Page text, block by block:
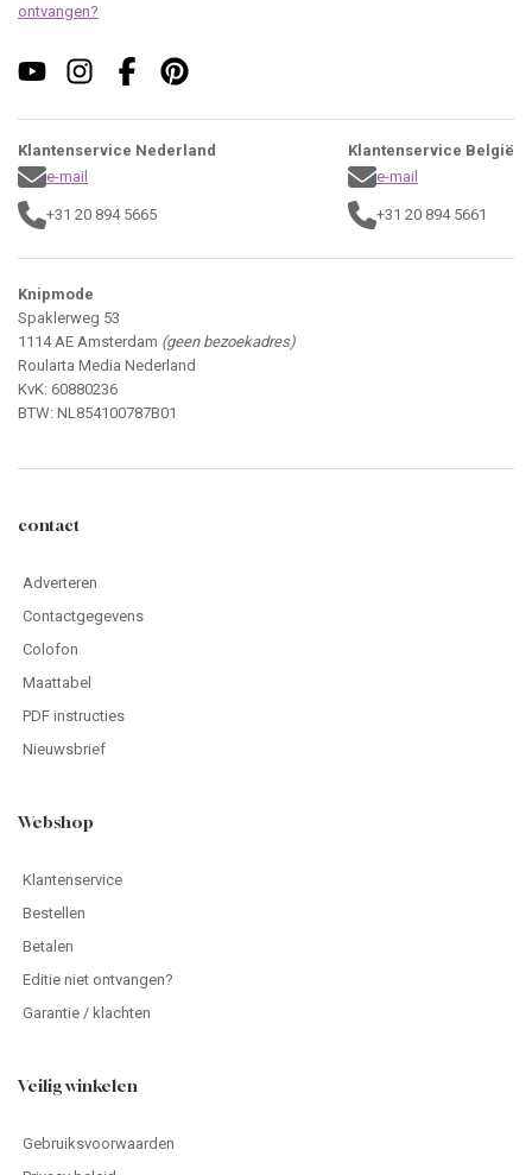
ontvangen?
Klantenservice Nederland
e-mail
+31 20 894 5665
Klantenservice België
e-mail
+31 20 894 5661
Knipmode
Spaklerweg 53
1114 AE Amsterdam (geen bezoekadres)
Roularta Media Nederland
KvK: 60880236
BTW: NL854100787B01
contact
Adverteren
Contactgegevens
Colofon
Maattabel
PDF instructies
Nieuwsbrief
Webshop
Klantenservice
Bestellen
Betalen
Editie niet ontvangen?
Garantie / klachten
Veilig winkelen
Gebruiksvoorwaarden